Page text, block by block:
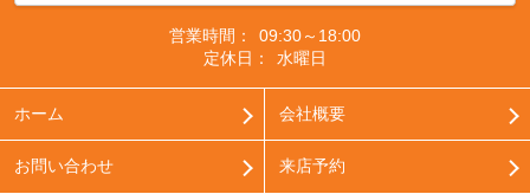
営業時間：
09:30～18:00
定休日：
水曜日
ホーム 会社概要
お問い合わせ 来店予約